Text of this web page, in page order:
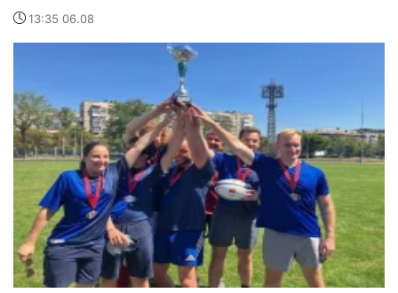
13:35 06.08